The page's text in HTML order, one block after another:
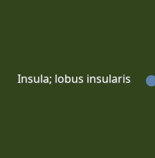
Insula; lobus insularis